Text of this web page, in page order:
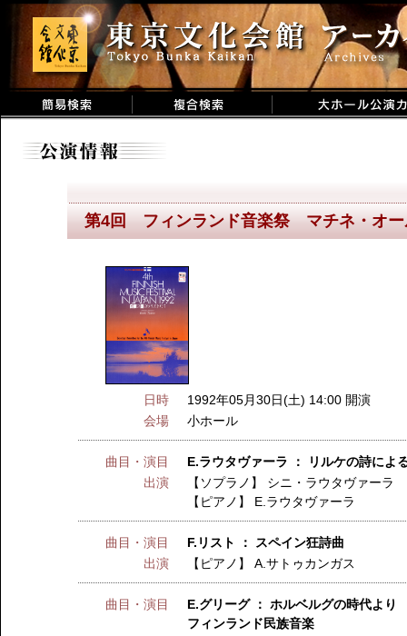
第4回 フィンランド音楽祭 マチネ・オ
日時
1992年05月30日(土) 14:00 開演
会場
小ホール
曲目・演目
E.ラウタヴァーラ ： リルケの詩によ
出演
【ソプラノ】 シニ・ラウタヴァーラ
【ピアノ】 E.ラウタヴァーラ
曲目・演目
F.リスト ： スペイン狂詩曲
出演
【ピアノ】A.サトゥカンガス
曲目・演目
E.グリーグ ： ホルベルグの時代より
フィンランド民族音楽